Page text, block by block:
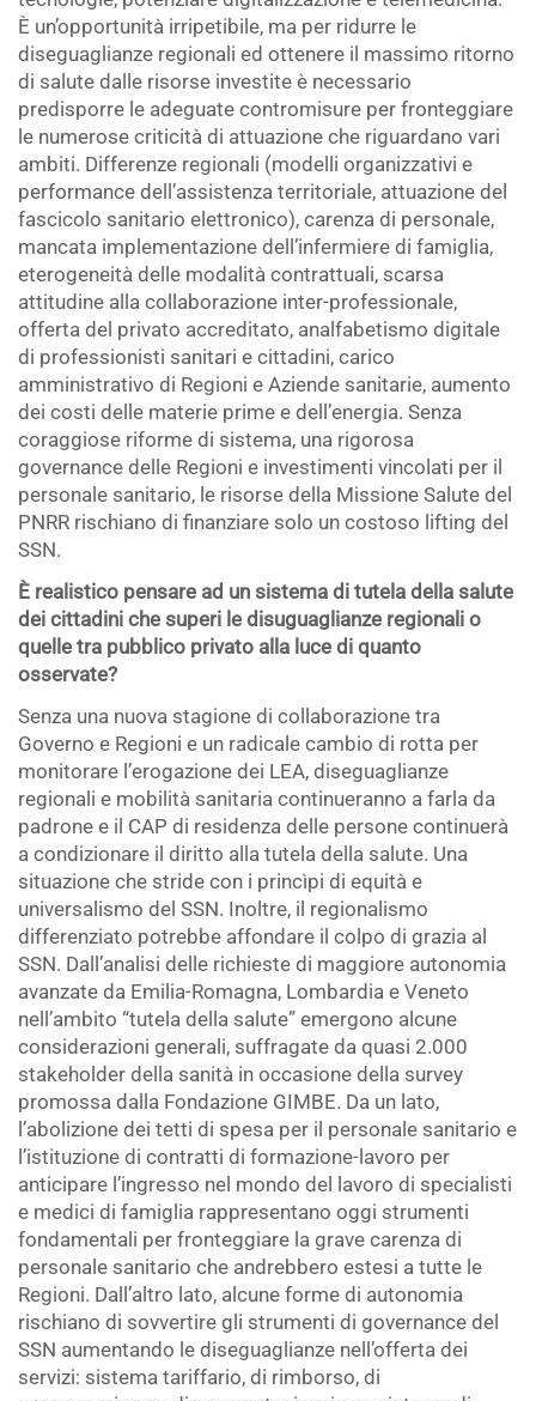
È un’opportunità irripetibile, ma per ridurre le
diseguaglianze regionali ed ottenere il massimo ritorno
di salute dalle risorse investite è necessario
predisporre le adeguate contromisure per fronteggiare
le numerose criticità di attuazione che riguardano vari
ambiti. Differenze regionali (modelli organizzativi e
performance dell’assistenza territoriale, attuazione del
fascicolo sanitario elettronico), carenza di personale,
mancata implementazione dell’infermiere di famiglia,
eterogeneità delle modalità contrattuali, scarsa
attitudine alla collaborazione inter-professionale,
offerta del privato accreditato, analfabetismo digitale
di professionisti sanitari e cittadini, carico
amministrativo di Regioni e Aziende sanitarie, aumento
dei costi delle materie prime e dell’energia. Senza
coraggiose riforme di sistema, una rigorosa
governance delle Regioni e investimenti vincolati per il
personale sanitario, le risorse della Missione Salute del
PNRR rischiano di finanziare solo un costoso lifting del
SSN.
È realistico pensare ad un sistema di tutela della salute
dei cittadini che superi le disuguaglianze regionali o
quelle tra pubblico privato alla luce di quanto
osservate?
Senza una nuova stagione di collaborazione tra
Governo e Regioni e un radicale cambio di rotta per
monitorare l’erogazione dei LEA, diseguaglianze
regionali e mobilità sanitaria continueranno a farla da
padrone e il CAP di residenza delle persone continuerà
a condizionare il diritto alla tutela della salute. Una
situazione che stride con i princìpi di equità e
universalismo del SSN. Inoltre, il regionalismo
differenziato potrebbe affondare il colpo di grazia al
SSN. Dall’analisi delle richieste di maggiore autonomia
avanzate da Emilia-Romagna, Lombardia e Veneto
nell’ambito “tutela della salute” emergono alcune
considerazioni generali, suffragate da quasi 2.000
stakeholder della sanità in occasione della survey
promossa dalla Fondazione GIMBE. Da un lato,
l’abolizione dei tetti di spesa per il personale sanitario e
l’istituzione di contratti di formazione-lavoro per
anticipare l’ingresso nel mondo del lavoro di specialisti
e medici di famiglia rappresentano oggi strumenti
fondamentali per fronteggiare la grave carenza di
personale sanitario che andrebbero estesi a tutte le
Regioni. Dall’altro lato, alcune forme di autonomia
rischiano di sovvertire gli strumenti di governance del
SSN aumentando le diseguaglianze nell’offerta dei
servizi: sistema tariffario, di rimborso, di